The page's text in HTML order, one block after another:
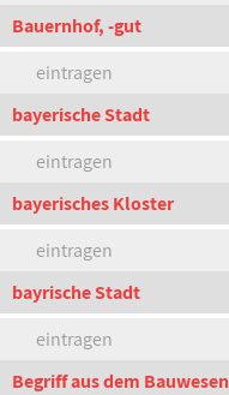
Bauernhof, -gut
eintragen
bayerische Stadt
eintragen
bayerisches Kloster
eintragen
bayrische Stadt
eintragen
Begriff aus dem Bauwesen